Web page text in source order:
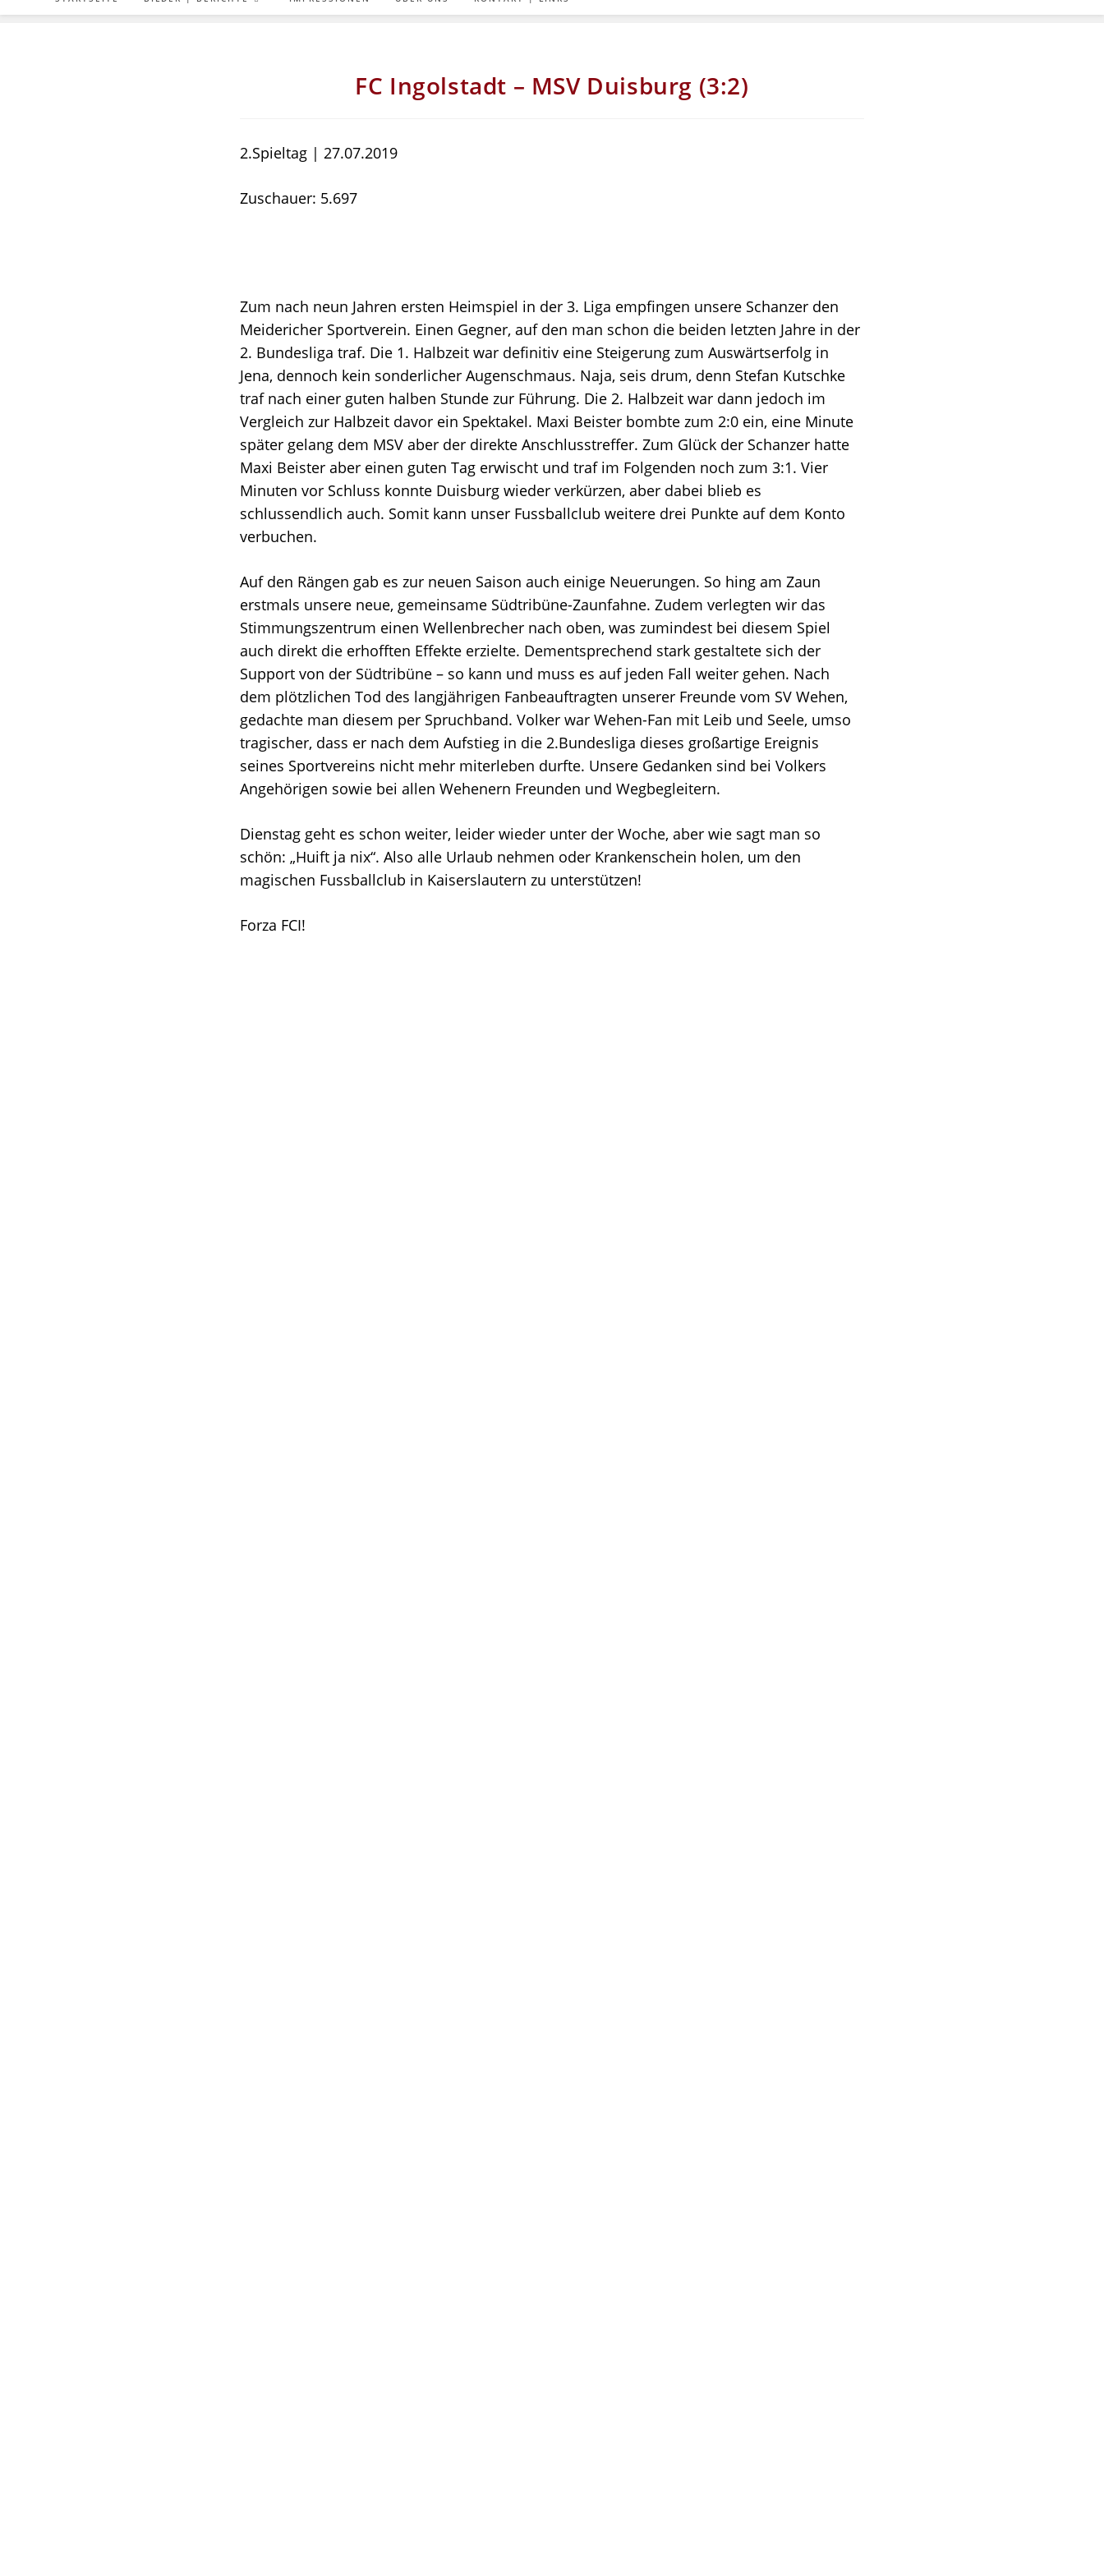
FC Ingolstadt – MSV Duisburg (3:2)
2.Spieltag | 27.07.2019
Zuschauer: 5.697
Zum nach neun Jahren ersten Heimspiel in der 3. Liga empfingen unsere Schanzer den
Meidericher Sportverein. Einen Gegner, auf den man schon die beiden letzten Jahre in der
2. Bundesliga traf. Die 1. Halbzeit war definitiv eine Steigerung zum Auswärtserfolg in
Jena, dennoch kein sonderlicher Augenschmaus. Naja, seis drum, denn Stefan Kutschke
traf nach einer guten halben Stunde zur Führung. Die 2. Halbzeit war dann jedoch im
Vergleich zur Halbzeit davor ein Spektakel. Maxi Beister bombte zum 2:0 ein, eine Minute
später gelang dem MSV aber der direkte Anschlusstreffer. Zum Glück der Schanzer hatte
Maxi Beister aber einen guten Tag erwischt und traf im Folgenden noch zum 3:1. Vier
Minuten vor Schluss konnte Duisburg wieder verkürzen, aber dabei blieb es
schlussendlich auch. Somit kann unser Fussballclub weitere drei Punkte auf dem Konto
verbuchen.
Auf den Rängen gab es zur neuen Saison auch einige Neuerungen. So hing am Zaun
erstmals unsere neue, gemeinsame Südtribüne-Zaunfahne. Zudem verlegten wir das
Stimmungszentrum einen Wellenbrecher nach oben, was zumindest bei diesem Spiel
auch direkt die erhofften Effekte erzielte. Dementsprechend stark gestaltete sich der
Support von der Südtribüne – so kann und muss es auf jeden Fall weiter gehen. Nach
dem plötzlichen Tod des langjährigen Fanbeauftragten unserer Freunde vom SV Wehen,
gedachte man diesem per Spruchband. Volker war Wehen-Fan mit Leib und Seele, umso
tragischer, dass er nach dem Aufstieg in die 2.Bundesliga dieses großartige Ereignis
seines Sportvereins nicht mehr miterleben durfte. Unsere Gedanken sind bei Volkers
Angehörigen sowie bei allen Wehenern Freunden und Wegbegleitern.
Dienstag geht es schon weiter, leider wieder unter der Woche, aber wie sagt man so
schön: „Huift ja nix“. Also alle Urlaub nehmen oder Krankenschein holen, um den
magischen Fussballclub in Kaiserslautern zu unterstützen!
Forza FCI!